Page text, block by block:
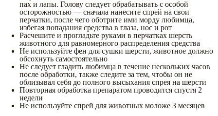
пах и лапы. Голову следует обрабатывать с особой
осторожностью — сначала нанесите спрей на свои
перчатки, после чего оботрите ими морду любимца,
избегая попадания средства в глаза, нос и рот
Расчешите и прогладьте руками в перчатках шерсть
животного для равномерного распределения средства
Не используйте фен для сушки шерсти, животное должно
обсохнуть самостоятельно
Не следует гладить любимца в течение нескольких часов
после обработки, также следите за тем, чтобы он не
облизывал себя до полного высыхания спрея на шерсти
Повторная обработка препаратом проводится спустя 2
недели
Не используйте спрей для животных моложе 3 месяцев